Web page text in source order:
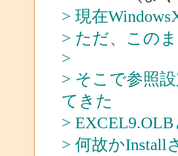
> 現在
> ただ、この
>
> そこで参照
てきた
>
> 何故かInstall